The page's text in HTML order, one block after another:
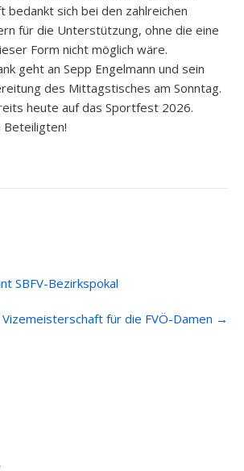
bedankt sich bei den zahlreichen
für die Unterstützung, ohne die eine
Form nicht möglich wäre.
geht an Sepp Engelmann und sein
des Mittagstisches am Sonntag.
heute auf das Sportfest 2026.
Beteiligten!
SBFV-Bezirkspokal
Vizemeisterschaft für die FVÖ-Damen →